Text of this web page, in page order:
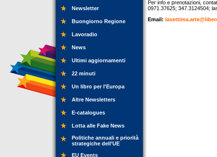
Newsletter
Buongiorno Regione
Lavoradio
News
Ultimi aggiornamenti
22 minuti
Un libro per l'Europa
Altre Newsletters
E-catalogues
Lotta alle Fake News
Politiche annuali e priorità
strategiche dell’UE
EU Events
Per info e prenotazioni,
0971.37625; 347.3124504;
Email: